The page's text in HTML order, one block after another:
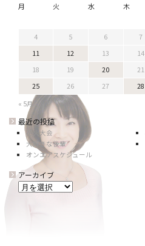
月 火 水 木
4
5 6 7
11
12 13 14
18
19 20 21
25
26 27 28
« 5月
最近の投稿
花火大会
大好きな後輩
オンエアスケジュール
アーカイブ
ア